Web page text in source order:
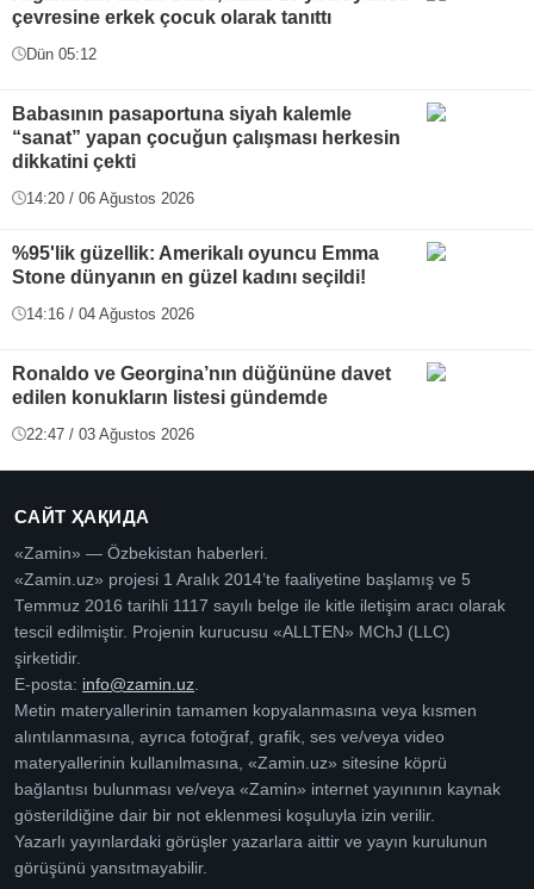
çevresine erkek çocuk olarak tanıttı
Dün 05:12
Babasının pasaportuna siyah kalemle
“sanat” yapan çocuğun çalışması herkesin
dikkatini çekti
14:20 / 06 Ağustos 2026
%95'lik güzellik: Amerikalı oyuncu Emma
Stone dünyanın en güzel kadını seçildi!
14:16 / 04 Ağustos 2026
Ronaldo ve Georgina’nın düğününe davet
edilen konukların listesi gündemde
22:47 / 03 Ağustos 2026
САЙТ ҲАҚИДА
«Zamin» — Özbekistan haberleri.
«Zamin.uz» projesi 1 Aralık 2014’te faaliyetine başlamış ve 5
Temmuz 2016 tarihli 1117 sayılı belge ile kitle iletişim aracı olarak
tescil edilmiştir. Projenin kurucusu «ALLTEN» MChJ (LLC)
şirketidir.
E-posta: info@zamin.uz
Metin materyallerinin tamamen kopyalanmasına veya kısmen
alıntılanmasına, ayrıca fotoğraf, grafik, ses ve/veya video
materyallerinin kullanılmasına, «Zamin.uz» sitesine köprü
bağlantısı bulunması ve/veya «Zamin» internet yayınının kaynak
gösterildiğine dair bir not eklenmesi koşuluyla izin verilir.
Yazarlı yayınlardaki görüşler yazarlara aittir ve yayın kurulunun
görüşünü yansıtmayabilir.